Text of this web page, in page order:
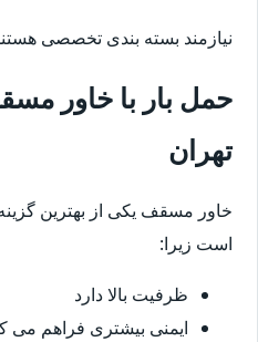
نیازمند بسته بندی تخصصی
حمل بار با خاور
تهران
خاور مسقف یکی از بهترین
است زیرا:
ظرفیت بالا دارد
ایمنی بیشتری فراهم می